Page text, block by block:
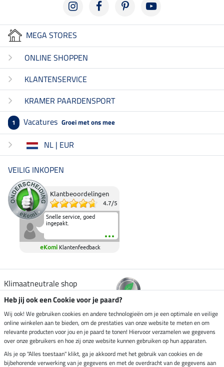
MEGA STORES
ONLINE SHOPPEN
KLANTENSERVICE
KRAMER PAARDENSPORT
1 Vacatures Groei met ons mee
NL | EUR
VEILIG INKOPEN
Klantbeoordelingen
4.7/5
Snelle service, goed
ingepakt.
eKomi Klantenfeedback
Klimaatneutrale shop
Verzending per
Veilig betalen met
Heb jij ook een Cookie voor je paard?
Wij ook! We gebruiken cookies en andere technologieën om je een optimale en veilige
online winkelen aan te bieden, om de prestaties van onze website te meten en om
relevante producten voor jou en je paard te tonen! Hiervoor verzamelen we gegevens
over onze gebruikers en hoe zij onze website kunnen gebruiken op hun apparaten.
Als je op "Alles toestaan" klikt, ga je akkoord met het gebruik van cookies en de
bijbehorende verwerking van je gegevens en met de overdracht van de gegevens aan